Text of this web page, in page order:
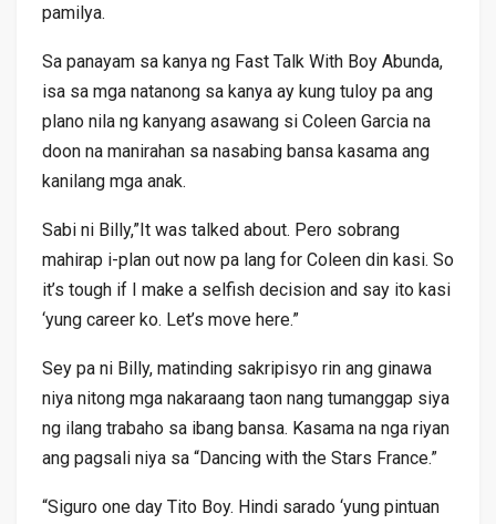
pamilya.
Sa panayam sa kanya ng Fast Talk With Boy Abunda,
isa sa mga natanong sa kanya ay kung tuloy pa ang
plano nila ng kanyang asawang si Coleen Garcia na
doon na manirahan sa nasabing bansa kasama ang
kanilang mga anak.
Sabi ni Billy,”It was talked about. Pero sobrang
mahirap i-plan out now pa lang for Coleen din kasi. So
it’s tough if I make a selfish decision and say ito kasi
‘yung career ko. Let’s move here.”
Sey pa ni Billy, matinding sakripisyo rin ang ginawa
niya nitong mga nakaraang taon nang tumanggap siya
ng ilang trabaho sa ibang bansa. Kasama na nga riyan
ang pagsali niya sa “Dancing with the Stars France.”
“Siguro one day Tito Boy. Hindi sarado ‘yung pintuan